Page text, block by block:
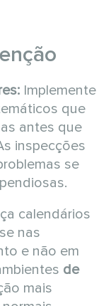
Implemente
que
antes que
inspecções
se
calendários
nas
e não em
de
mais